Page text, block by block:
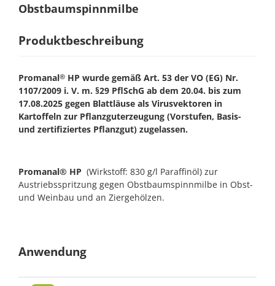
Obstbaumspinnmilbe
Produktbeschreibung
Promanal®HP wurde gemäß Art. 53 der VO (EG) Nr.
1107/2009 i. V. m. §29 PflSchG ab dem 20.04. bis zum
17.08.2025 gegen Blattläuse als Virusvektoren in
Kartoffeln zur Pflanzguterzeugung (Vorstufen, Basis-
und zertifiziertes Pflanzgut) zugelassen.
Promanal® HP (Wirkstoff: 830 g/l Paraffinöl) zur
Austriebsspritzung gegen Obstbaumspinnmilbe in Obst-
und Weinbau und an Ziergehölzen.
Anwendung